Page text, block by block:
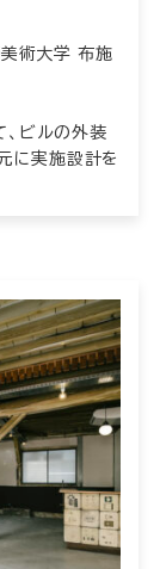
術大学 布施
ビルの外装
に実施設計を